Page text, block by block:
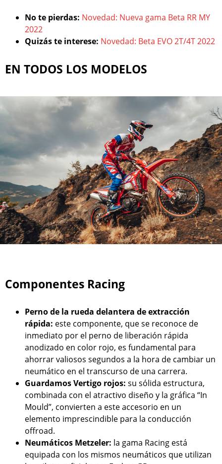
No te pierdas: Novedad: Nueva gama Beta RR MY
2022
Quizás te interese: Novedad: Beta EVO 2T/4T 2022
EN TODOS LOS MODELOS
Componentes Racing
Perno de la rueda delantera de extracción
rápida: este componente, que se reconoce de
inmediato por el perno de liberación rápida
anodizado en color rojo, es fundamental para
ahorrar valiosos segundos a la hora de cambiar un
neumático en el transcurso de una carrera.
Guardamos Vertigo rojos: su sólida estructura,
combinada con el atractivo diseño y la gráfica “In
Mould”, convierten a este accesorio en un
elemento imprescindible para la conducción
offroad.
Neumáticos Metzeler: la gama Racing está
equipada con los mismos neumáticos que utilizan